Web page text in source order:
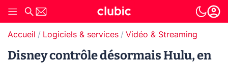
Accueil Logiciels & services Vidéo & Streaming
Disney contrôle désormais Hulu, en